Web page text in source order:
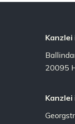
Kanzlei
20095